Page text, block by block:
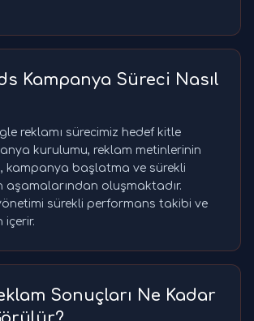
Kampanya Süreci Nasıl
reklamı sürecimiz hedef kitle
kurulumu, reklam metinlerinin
kampanya başlatma ve sürekli
aşamalarından oluşmaktadır.
sürekli performans takibi ve
içerir.
Sonuçları Ne Kadar